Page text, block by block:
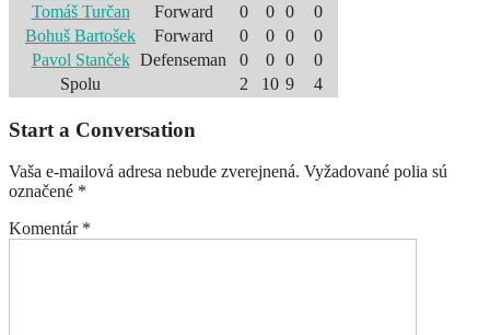
Tomáš Turčan
Forward 0 0 0
0
Bohuš Bartošek
Forward 0 0 0
0
Pavol Stanček Defenseman 0 0 0
0
Spolu
2 10 9 4
Start a Conversation
Vaša e-mailová adresa nebude zverejnená. Vyžadované polia sú
označené *
Komentár *